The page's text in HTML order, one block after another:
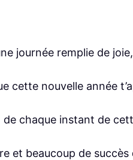
journée remplie de
cette nouvelle année
de chaque instant de
et beaucoup de